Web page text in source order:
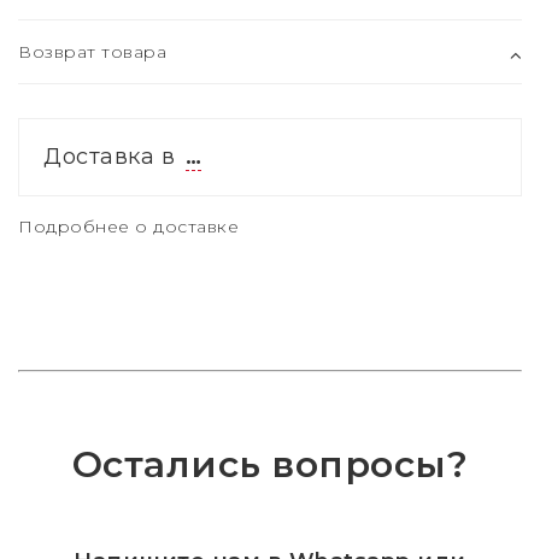
Возврат товара
Доставка в …
Подробнее о доставке
Остались вопросы?